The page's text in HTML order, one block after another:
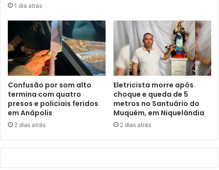
1 dia atrás
Confusão por som alto
termina com quatro
presos e policiais feridos
em Anápolis
2 dias atrás
Eletricista morre após
choque e queda de 5
metros no Santuário do
Muquém, em Niquelândia
2 dias atrás